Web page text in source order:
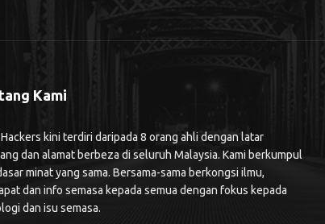
Kami
kini terdiri daripada 8 orang ahli dengan latar
dan alamat berbeza di seluruh Malaysia. Kami berkumpul
minat yang sama. Bersama-sama berkongsi ilmu,
dan info semasa kepada semua dengan fokus kepada
dan isu semasa.